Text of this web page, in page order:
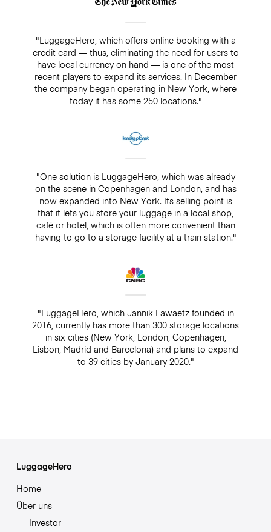
"LuggageHero, which offers online booking with a
credit card — thus, eliminating the need for users to
have local currency on hand — is one of the most
recent players to expand its services. In December
the company began operating in New York, where
today it has some 250 locations."
"One solution is LuggageHero, which was already
on the scene in Copenhagen and London, and has
now expanded into New York. Its selling point is
that it lets you store your luggage in a local shop,
café or hotel, which is often more convenient than
having to go to a storage facility at a train station."
"LuggageHero, which Jannik Lawaetz founded in
2016, currently has more than 300 storage locations
in six cities (New York, London, Copenhagen,
Lisbon, Madrid and Barcelona) and plans to expand
to 39 cities by January 2020."
LuggageHero
Home
Über uns
Investor